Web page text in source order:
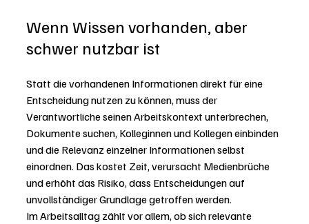
Wenn Wissen vorhanden, aber
schwer nutzbar ist
Statt die vorhandenen Informationen direkt für eine
Entscheidung nutzen zu können, muss der
Verantwortliche seinen Arbeitskontext unterbrechen,
Dokumente suchen, Kolleginnen und Kollegen einbinden
und die Relevanz einzelner Informationen selbst
einordnen. Das kostet Zeit, verursacht Medienbrüche
und erhöht das Risiko, dass Entscheidungen auf
unvollständiger Grundlage getroffen werden.
Im Arbeitsalltag zählt vor allem, ob sich relevante